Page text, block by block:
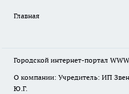
Главная
Городской интернет-портал
О компании: Учредитель: ИП
Ю.Г.